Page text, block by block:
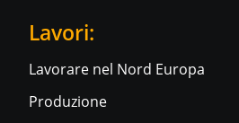
Lavori:
Lavorare nel Nord Europa
Produzione